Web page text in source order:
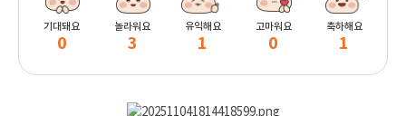
기대돼요
0
놀라워요
3
유익해요
1
고마워요
0
축하해요
1